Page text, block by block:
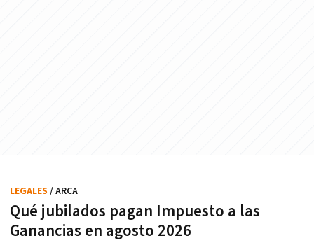
Qué jubilados pagan Impuesto a las
Ganancias en agosto 2026
LEGALES / ARCA